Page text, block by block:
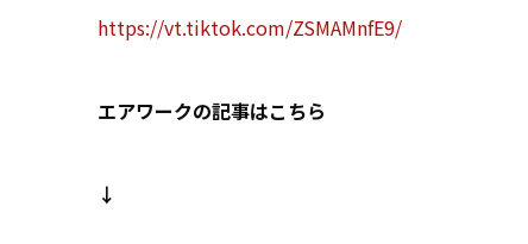
https://vt.tiktok.com/ZSMAMnfE9/
エアワークの記事はこちら
↓